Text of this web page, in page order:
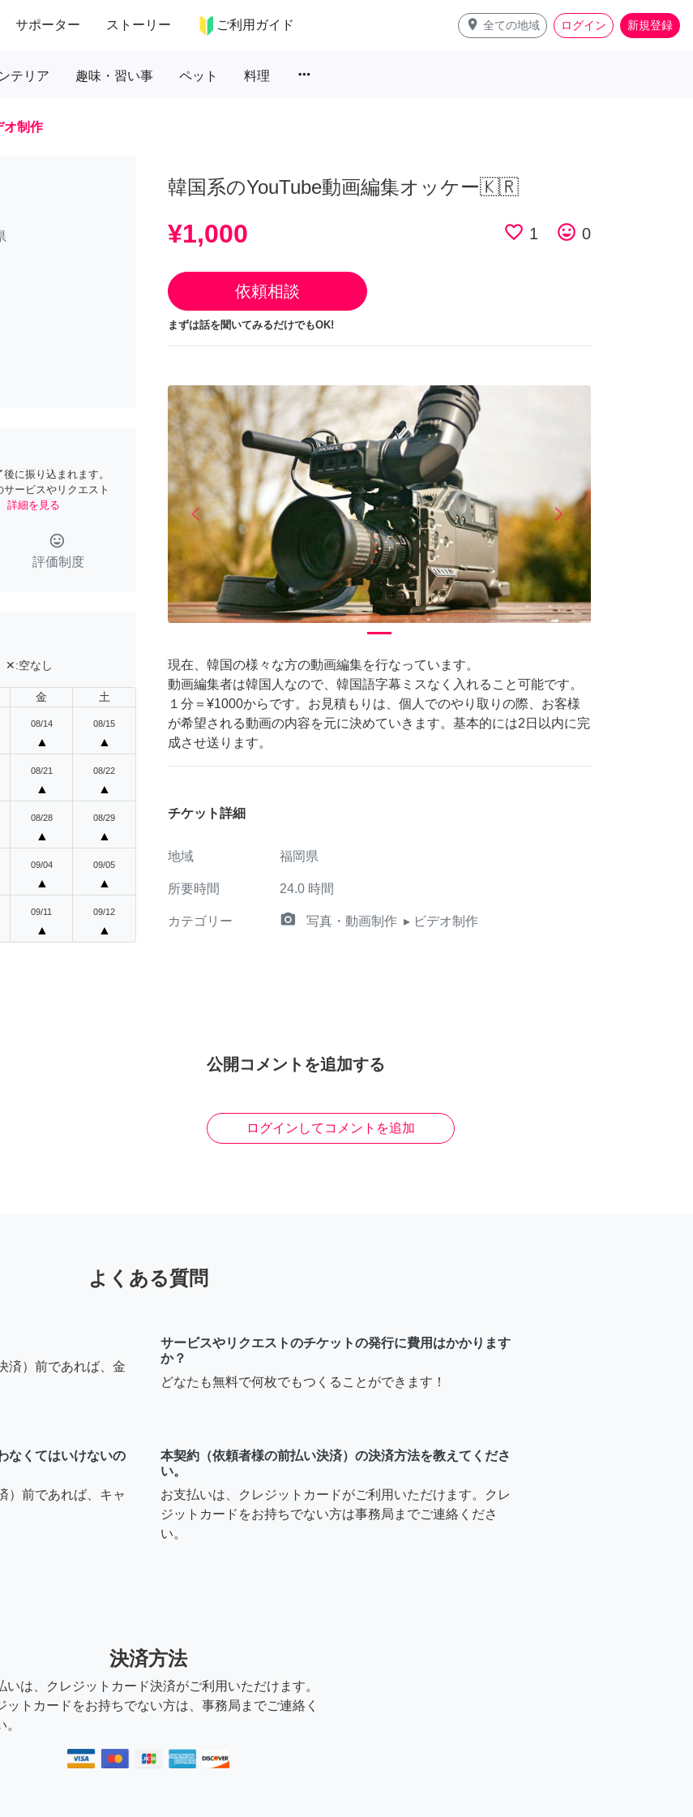
サポーター ストーリー ご利用ガイド place 全ての地域 ログイン 新規登録
テリア 趣味・習い事 ペット 料理 more_horiz
オ制作
に振り込まれます。
ービスやリクエスト
詳細を見る
tag_faces
評価制度
✕:空なし
金 土
08/14
▲
08/15
▲
08/21
▲
08/22
▲
08/28
▲
08/29
▲
09/04
▲
09/05
▲
09/11
▲
09/12
▲
韓国系のYouTube動画編集オッケー🇰🇷
¥1,000 favorite_border 1 tag_faces 0
依頼相談
まずは話を聞いてみるだけでもOK!
arrow_back_iosPrevious arrow_forward_iosNext
現在、韓国の様々な方の動画編集を行なっています。
動画編集者は韓国人なので、韓国語字幕ミスなく入れること可能です。
１分＝¥1000からです。お見積もりは、個人でのやり取りの際、お客様
が希望される動画の内容を元に決めていきます。基本的には2日以内に完
成させ送ります。
チケット詳細
地域 福岡県
所要時間 24.0 時間
カテゴリー camera_alt 写真・動画制作 ▸ ビデオ制作
公開コメントを追加する
ログインしてコメントを追加
よくある質問
済）前であれば、金
サービスやリクエストのチケットの発行に費用はかかります
か？
どなたも無料で何枚でもつくることができます！
なくてはいけないの
）前であれば、キャ
本契約（依頼者様の前払い決済）の決済方法を教えてくださ
い。
お支払いは、クレジットカードがご利用いただけます。クレ
ジットカードをお持ちでない方は事務局までご連絡くださ
い。
決済方法
いは、クレジットカード決済がご利用いただけます。
ットカードをお持ちでない方は、事務局までご連絡く